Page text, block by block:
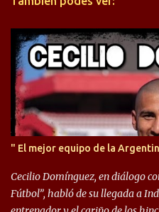
i
s
" El mejor equipo de la
Cecilio Domínguez, en diálogo
Fútbol”, habló de su llegada a